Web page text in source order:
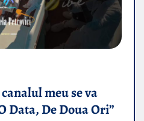
meu se va
Data, De Doua Ori”